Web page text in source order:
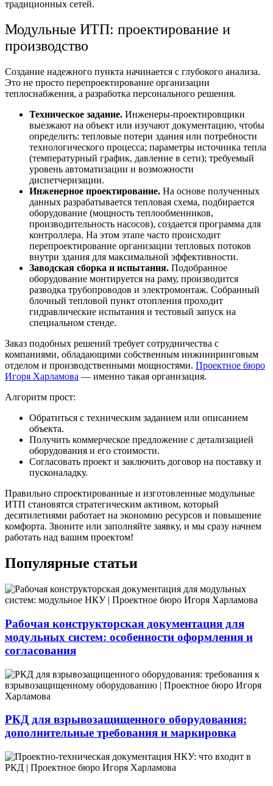
традиционных сетей.
Модульные ИТП: проектирование и
производство
Создание надежного пункта начинается с глубокого анализа.
Это не просто перепроектирование организации
теплоснабжения, а разработка персонального решения.
Техническое задание. Инженеры-проектировщики
выезжают на объект или изучают документацию, чтобы
определить: тепловые потери здания или потребности
технологического процесса; параметры источника тепла
(температурный график, давление в сети); требуемый
уровень автоматизации и возможности
диспетчеризации.
Инженерное проектирование. На основе полученных
данных разрабатывается тепловая схема, подбирается
оборудование (мощность теплообменников,
производительность насосов), создается программа для
контроллера. На этом этапе часто происходит
перепроектирование организации тепловых потоков
внутри здания для максимальной эффективности.
Заводская сборка и испытания. Подобранное
оборудование монтируется на раму, производится
разводка трубопроводов и электромонтаж. Собранный
блочный тепловой пункт отопления проходит
гидравлические испытания и тестовый запуск на
специальном стенде.
Заказ подобных решений требует сотрудничества с
компаниями, обладающими собственным инжиниринговым
отделом и производственными мощностями. Проектное бюро
Игоря Харламова — именно такая организация.
Алгоритм прост:
Обратиться с техническим заданием или описанием
объекта.
Получить коммерческое предложение с детализацией
оборудования и его стоимости.
Согласовать проект и заключить договор на поставку и
пусконаладку.
Правильно спроектированные и изготовленные модульные
ИТП становятся стратегическим активом, который
десятилетиями работает на экономию ресурсов и повышение
комфорта. Звоните или заполняйте заявку, и мы сразу начнем
работать над вашим проектом!
Популярные статьи
Рабочая конструкторская документация для
модульных систем: особенности оформления и
согласования
РКД для взрывозащищенного оборудования:
дополнительные требования и маркировка